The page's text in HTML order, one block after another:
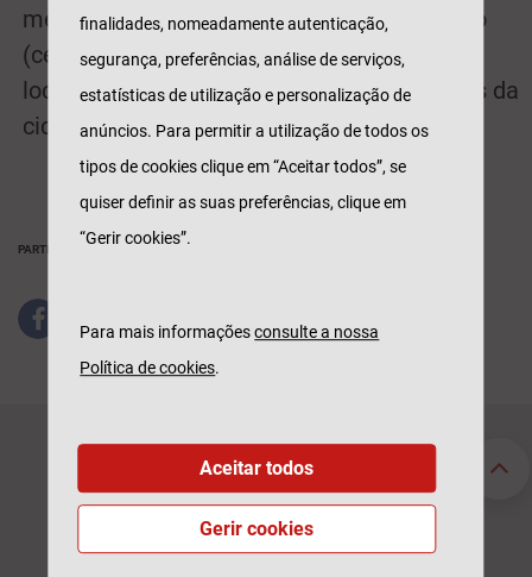
melhores fadistas e que permitiu ao público
(cerca de 10.500) desfrutar de alguns dos
locais mais importantes, típicos e históricos da
cidade.
PARTILHAR
Seguros Particulares
Automóvel
Habitação
Seguros Empresas
finalidades, nomeadamente autenticação,
segurança, preferências, análise de serviços,
estatísticas de utilização e personalização de
anúncios. Para permitir a utilização de todos os
tipos de cookies clique em “Aceitar todos”, se
quiser definir as suas preferências, clique em
“Gerir cookies”.
Para mais informaçõesconsulte a nossa
Política de cookies.
Gerir cookies
Aceitar todos